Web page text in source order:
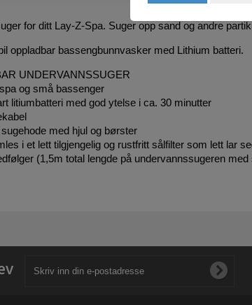
for ditt Lay-Z-Spa. Suger opp sand og andre
oppladbar bassengbunnvasker med Lithium batteri.
UNDERVANNSSUGER
og små bassenger
litiumbatteri med god ytelse i ca. 30 minutter
med hjul og børster
i et lett tilgjengelig og rustfritt sålfilter som lett lar
(1,5m total lengde på undervannssugeren